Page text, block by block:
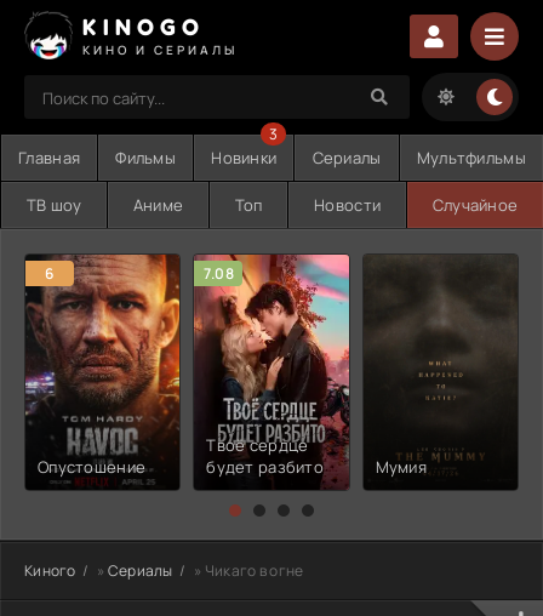
KINOGO
КИНО И СЕРИАЛЫ
Главная Фильмы Новинки
3
Сериалы Мультфильмы
ТВ шоу Аниме Топ Новости Случайное
6
Опустошение
7.08
Твоё сердце
будет разбито
Мумия
Киного » Сериалы » Чикаго в огне